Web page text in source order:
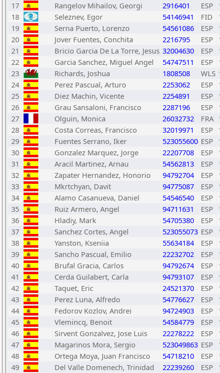
17
Rangelov Mihailov, Georgi 2916401 ESP
18
Seleznev, Egor 54146941 FID
19
Serna Puerto, Lorenzo 54561086 ESP
20
Jover Fuentes, Conchita 2216795 ESP
21
Bricio Garcia De La Torre, Jesus 32004630 ESP
22
Garcia Sanchez, Miguel Angel 54747511 ESP
23
Richards, Joshua 1808508 WLS
24
Perez Pascual, Arturo 2253062 ESP
25
Diez Machin, Vicente 2254891 ESP
26
Grau Sansaloni, Francisco 2287196 ESP
27
Olguin, Monica 26032732 FRA
28
Costa Correas, Francisco 32019971 ESP
29
Fuentes Serrano, Iker 523055600 ESP
30
Gonzalez Marquez, Jorge 22207708 ESP
31
Aracil Martinez, Arnau 54562813 ESP
32
Zapater Hernandez, Honorio 94792704 ESP
33
Mkrtchyan, Davit 94775087 ESP
34
Alamo Casanueva, Daniel 54546540 ESP
35
Ruiz Armero, Angel 94711631 ESP
36
Hladiy, Mark 54705380 ESP
37
Sanchez Cortes, Angel 523055073 ESP
38
Yanston, Kseniia 55634184 ESP
39
Sancho Pascual, Emilio 22232702 ESP
40
Brufal Gracia, Carlos 94792674 ESP
41
Cerda Guilabert, Carla 94793107 ESP
42
Taquet, Eric 24521370 ESP
43
Perez Luna, Alfredo 54776627 ESP
44
Fedorov Kozlov, Andrei 94724903 ESP
45
Vlemincq, Benoit 54584779 ESP
46
Sirvent Gonzalvez, Jose Luis 22278222 ESP
47
Magarinos Mora, Sergio 523049863 ESP
48
Ortega Moya, Juan Francisco 54718210 ESP
49
Del Valle Domenech, Trinidad 22239260 ESP